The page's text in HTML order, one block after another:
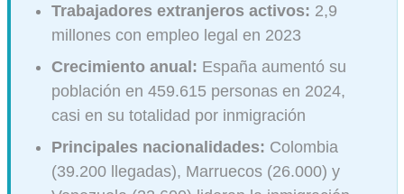
Trabajadores extranjeros activos: 2,9
millones con empleo legal en 2023
Crecimiento anual: España aumentó su
población en 459.615 personas en 2024,
casi en su totalidad por inmigración
Principales nacionalidades: Colombia
(39.200 llegadas), Marruecos (26.000) y